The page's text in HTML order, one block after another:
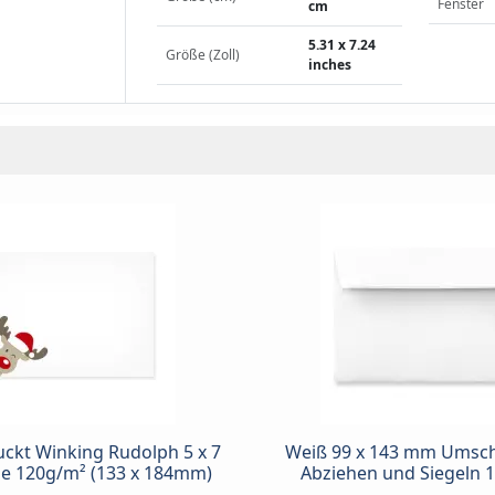
cm
Größe (Zoll)
5.31 x 7.24
inches
Fenster
Winking Rudolph 5 x 7
120g/m² (133 x 184mm)
Weiß 99 x 143 mm
Abziehen und Siegeln